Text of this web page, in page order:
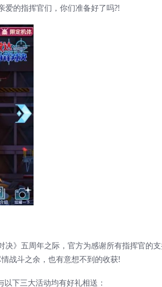
爱的指挥官们，你们准备好了吗?!
》五周年之际，官方为感谢所有指挥官的
战斗之余，也有意想不到的收获!
下三大活动均有好礼相送：